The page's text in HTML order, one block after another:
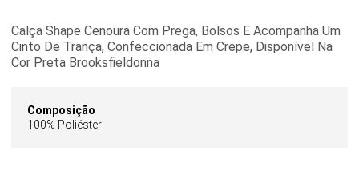
Calça Shape Cenoura Com Prega, Bolsos E Acompanha Um
Cinto De Trança, Confeccionada Em Crepe, Disponível Na
Cor Preta Brooksfieldonna
Composição
100% Poliéster